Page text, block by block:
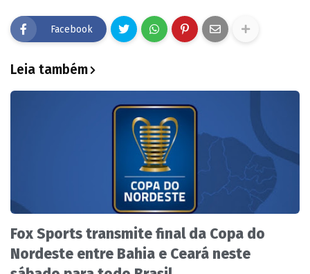
Facebook
Leia também
Fox Sports transmite final da Copa do
Nordeste entre Bahia e Ceará neste